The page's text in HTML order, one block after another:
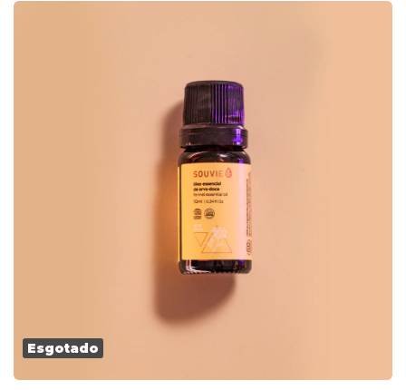
Esgotado